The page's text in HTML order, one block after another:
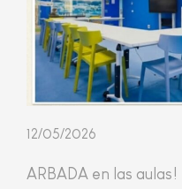
12/05/2026
ARBADA en las aulas!